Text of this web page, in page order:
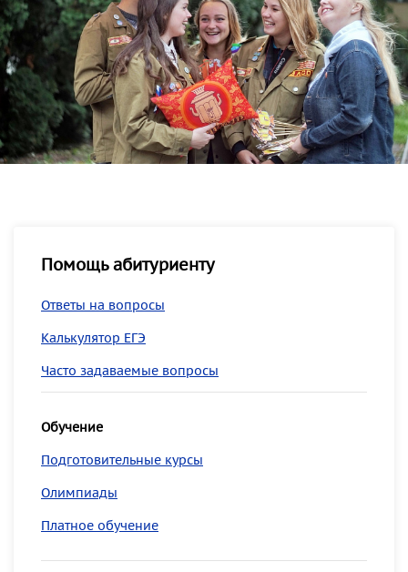
Помощь абитуриенту
Ответы на вопросы
Калькулятор ЕГЭ
Часто задаваемые вопросы
Обучение
Подготовительные курсы
Олимпиады
Платное обучение